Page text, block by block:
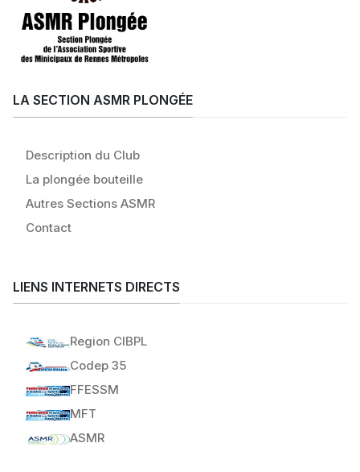
LA SECTION ASMR PLONGÉE
Description du Club
La plongée bouteille
Autres Sections ASMR
Contact
LIENS INTERNETS DIRECTS
Region CIBPL
Codep 35
FFESSM
MFT
ASMR